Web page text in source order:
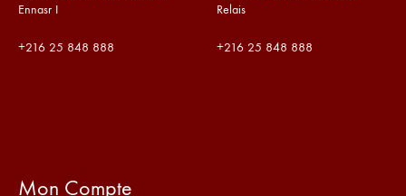
Ennasr I
+216 25 848 888
Relais
+216 25 848 888
Mon Compte